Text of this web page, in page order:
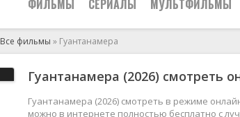
ФИЛЬМЫ
2024
Боевики
Военные
СЕРИАЛЫ МУЛЬТФИЛЬМЫ
Все фильмы » Гуантанамера
Гуантанамера (2026) смотреть
Гуантанамера (2026) смотреть в режиме
можно в интернете полностью бесплатно с